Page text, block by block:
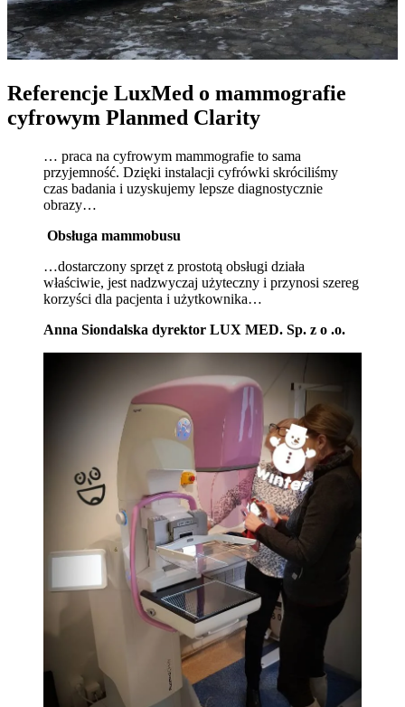
Referencje LuxMed o mammografie
cyfrowym Planmed Clarity
… praca na cyfrowym mammografie to sama
przyjemność. Dzięki instalacji cyfrówki skróciliśmy
czas badania i uzyskujemy lepsze diagnostycznie
obrazy…
Obsługa mammobusu
…dostarczony sprzęt z prostotą obsługi działa
właściwie, jest nadzwyczaj użyteczny i przynosi szereg
korzyści dla pacjenta i użytkownika…
Anna Siondalska dyrektor LUX MED. Sp. z o .o.